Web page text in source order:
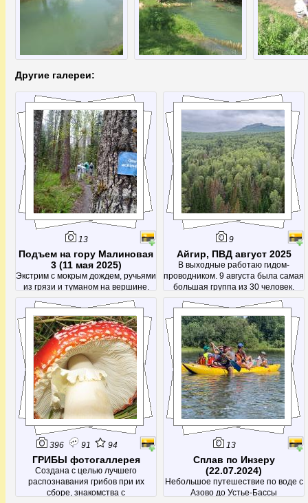
Другие галереи:
13
Подъем на гору Малиновая
3 (11 мая 2025)
Экстрим с мокрым дождем, ручьями
из грязи и туманом на вершине.
После этой поездки было решено
посетить Малиновую еще раз -
чтоб кроме тумана увидеть
красоты с вершины)
9
Айгир, ПВД август 2025
В выходные работаю гидом-
проводником. 9 августа была самая
большая группа из 30 человек.
Было весело)
396 91 94
ГРИБЫ фотогаллерея
Создана с целью лучшего
распознавания грибов при их
сборе, знакомства с
13
Сплав по Инзеру
(22.07.2024)
Небольшое путешествие по воде с
Азово до Устье-Бассы